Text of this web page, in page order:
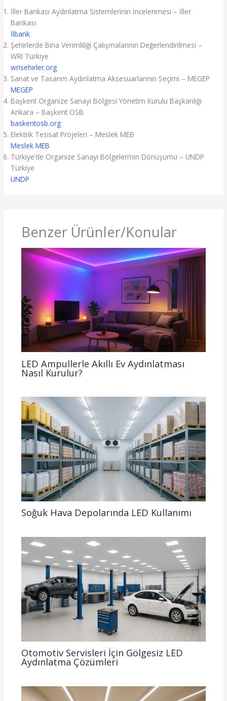
İller Bankası Aydınlatma Sistemlerinin İncelenmesi – İller
Bankası
İlbank
Şehirlerde Bina Verimliliği Çalışmalarının Değerlendirilmesi –
WRI Türkiye
wrisehirler.org
Sanat ve Tasarım Aydınlatma Aksesuarlarının Seçimi – MEGEP
MEGEP
Başkent Organize Sanayi Bölgesi Yönetim Kurulu Başkanlığı
Ankara – Başkent OSB
baskentosb.org
Elektrik Tesisat Projeleri – Meslek MEB
Meslek MEB
Türkiye’de Organize Sanayi Bölgeleri’nin Dönüşümü – UNDP
Türkiye
UNDP
Benzer Ürünler/Konular
LED Ampullerle Akıllı Ev Aydınlatması
Nasıl Kurulur?
Soğuk Hava Depolarında LED Kullanımı
Otomotiv Servisleri İçin Gölgesiz LED
Aydınlatma Çözümleri